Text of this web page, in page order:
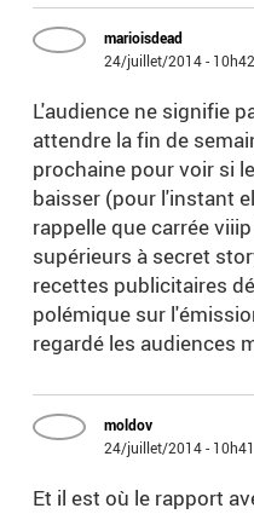
marioisdead
24/juillet/2014 - 10h42
L'audience ne signifie
attendre la fin de
prochaine pour voir si
baisser (pour l'instant
rappelle que carrée
supérieurs à secret
recettes publicitaires
polémique sur
regardé les audiences
moldov
24/juillet/2014 - 10h41
Et il est où le rapport